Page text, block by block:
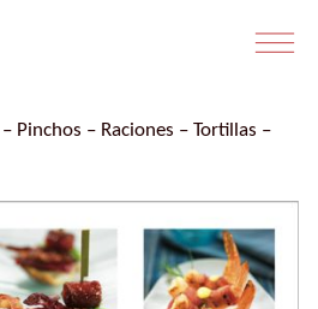
– Pinchos – Raciones – Tortillas –